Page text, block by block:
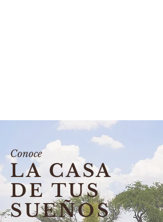
Conoce
LA CASA
DE TUS
SUEÑOS